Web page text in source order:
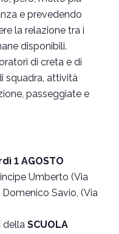
e prevedendo
la relazione tra i
disponibili.
di creta e di
squadra, attività
passeggiate e
1 AGOSTO
Umberto (Via
Domenico Savio, (Via
della SCUOLA